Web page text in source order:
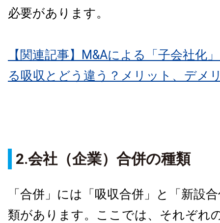
必要があります。
【関連記事】M&Aによる「子会社化
る吸収とどう違う？メリット、デメ
2.会社（企業）合併の種類
「合併」には「吸収合併」と「新設
類があります。ここでは、それぞれ